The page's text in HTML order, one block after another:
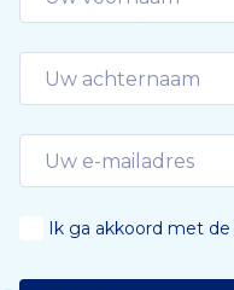
Ik ga akkoord met de